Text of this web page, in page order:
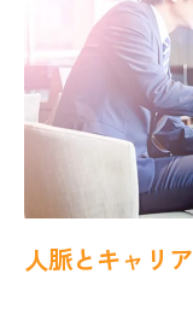
人脈とキャリ